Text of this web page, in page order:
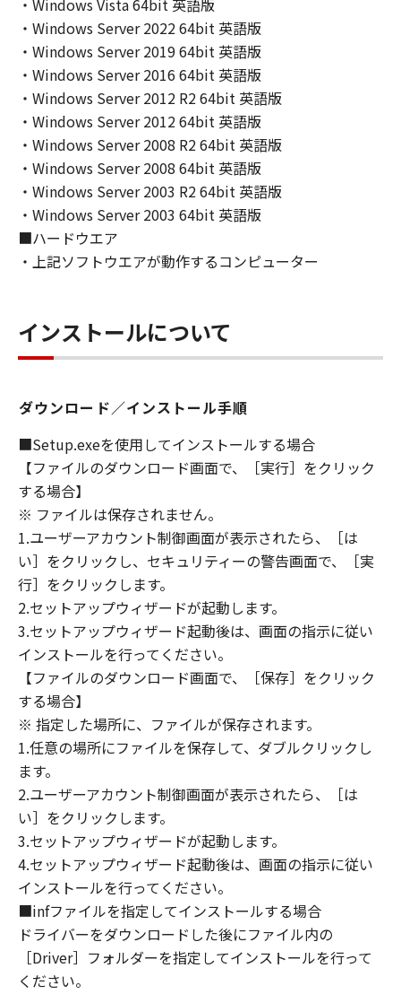
IMPLIED WARRANTIES OF MERCHANTABILITY
AND FITNESS FOR A PARTICULAR PURPOSE.
THE ENTIRE RISK AS TO THE QUALITY AND
PERFORMANCE OF THE SOFTWARE IS WITH
YOU. SHOULD THE SOFTWARE PROVE
DEFECTIVE, YOU ASSUME THE ENTIRE COST
OF ALL NECESSARY SERVICING, REPAIR OR
CORRECTION. SOME STATES OR LEGAL
JURISDICTIONS DO NOT ALLOW THE
EXCLUSION OF IMPLIED WARRANTIES, SO
THE ABOVE EXCLUSION MAY NOT APPLY TO
YOU.
RIGHTS WHICH VARY FROM STATE TO STATE
OR JURISDICTION TO JURISDICTION.
NEITHER CANON, CANON'S SUBSIDIARIES OR
DEALERS NOR CANON'S LICENSORS
CONTAINED IN THE SOFTWARE WILL MEET
YOUR REQUIREMENTS OR THAT THE
OPERATION OF THE SOFTWARE WILL BE
UNINTERRUPTED OR ERROR FREE.
[NO LIABILITY FOR DAMAGES] IN NO EVENT
SHALL EITHER CANON, CANON'S
SUBSIDIARIES OR AFFILIATES, THEIR
DISTRIBUTORS DEALERS OR CANON'S
LICENSORS BE LIABLE FOR ANY DAMAGES
WHATSOEVER (INCLUDING WITHOUT
LIMITATION, LOSS OF BUSINESS PROFITS,
LOSS OF BUSINESS INFORMATION, LOSS OF
BUSINESS INTERRUPTION OR OTHER
COMPENSATORY, INCIDENTAL OR
CONSEQUENTIAL DAMAGES) ARISING OUT OF
THE SOFTWARE, USE THEREOF OR INABILITY
TO USE THE SOFTWARE EVEN IF EITHER
CANON, CANON'S SUBSIDIARIES OR
AFFILIATES, THEIR DISTRIBUTORS, DEALERS
OR CANON'S LICENSORS HAVE BEEN ADVISED
OF THE POSSIBILITY OF SUCH DAMAGES.
SOME STATES OR LEGAL JURISDICTIONS DO
NOT ALLOW THE LIMITATION OR EXCLUSION
OF LIABILITY FOR INCIDENTAL OR
CONSEQUENTIAL DAMAGES, OR PERSONAL
INJURY OR DEATH RESULTING FROM
・Windows Vista 64bit 英語版
・Windows Server 2022 64bit 英語版
・Windows Server 2019 64bit 英語版
・Windows Server 2016 64bit 英語版
・Windows Server 2012 R2 64bit 英語版
・Windows Server 2012 64bit 英語版
・Windows Server 2008 R2 64bit 英語版
・Windows Server 2008 64bit 英語版
・Windows Server 2003 R2 64bit 英語版
・Windows Server 2003 64bit 英語版
■ハードウエア
・上記ソフトウエアが動作するコンピューター
インストールについて
ダウンロード／インストール手順
■Setup.exeを使用してインストールする場合
【ファイルのダウンロード画面で、［実行］をクリック
する場合】
※ ファイルは保存されません。
1.ユーザーアカウント制御画面が表示されたら、［は
い］をクリックし、セキュリティーの警告画面で、［実
行］をクリックします。
2.セットアップウィザードが起動します。
3.セットアップウィザード起動後は、画面の指示に従い
インストールを行ってください。
【ファイルのダウンロード画面で、［保存］をクリック
する場合】
※ 指定した場所に、ファイルが保存されます。
1.任意の場所にファイルを保存して、ダブルクリックし
ます。
2.ユーザーアカウント制御画面が表示されたら、［は
い］をクリックします。
3.セットアップウィザードが起動します。
4.セットアップウィザード起動後は、画面の指示に従い
インストールを行ってください。
■infファイルを指定してインストールする場合
ドライバーをダウンロードした後にファイル内の
［Driver］フォルダーを指定してインストールを行って
ください。